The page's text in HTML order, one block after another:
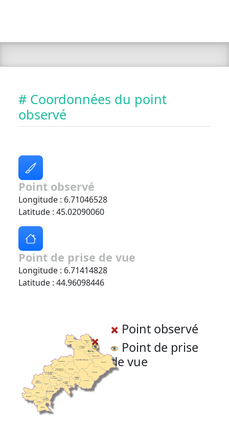
# Coordonnées du point
observé
Point observé
Longitude : 6.71046528
Latitude : 45.02090060
Point de prise de vue
Longitude : 6.71414828
Latitude : 44.96098446
Point observé
Point de prise
de vue